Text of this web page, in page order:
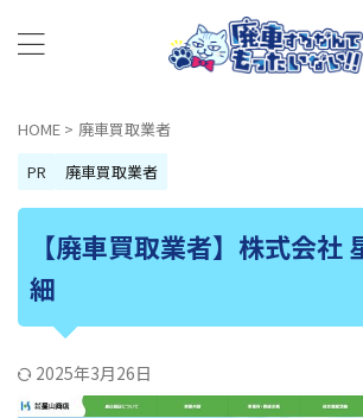
HOME > 廃車買取業者
PR
廃車買取業者
【廃車買取業者】株式会社
細
2025年3月26日